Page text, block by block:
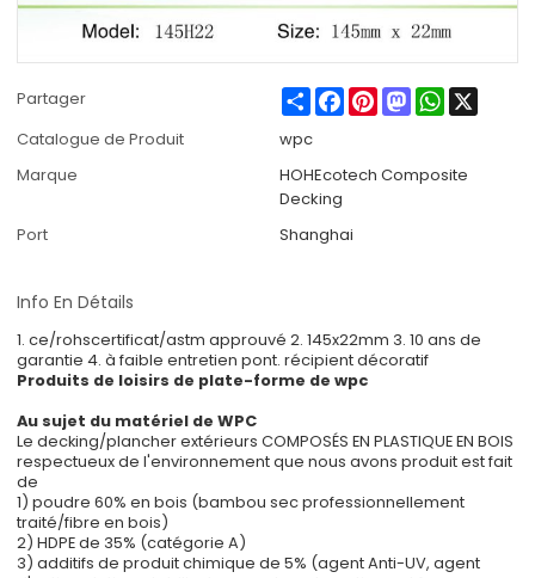
Partager ShareFacebook
PinterestMastodonWhatsApp
X
Catalogue de Produit
wpc
Marque
HOHEcotech Composite
Decking
Port
Shanghai
Info En Détails
1. ce/rohscertificat/astm approuvé 2. 145x22mm 3. 10 ans de
garantie 4. à faible entretien pont. récipient décoratif
Produits de loisirs de plate-forme de wpc
Au sujet du matériel de WPC
Le decking/plancher extérieurs COMPOSÉS EN PLASTIQUE EN BOIS
respectueux de l'environnement que nous avons produit est fait
de
1) poudre 60% en bois (bambou sec professionnellement
traité/fibre en bois)
2) HDPE de 35% (catégorie A)
3) additifs de produit chimique de 5% (agent Anti-UV, agent